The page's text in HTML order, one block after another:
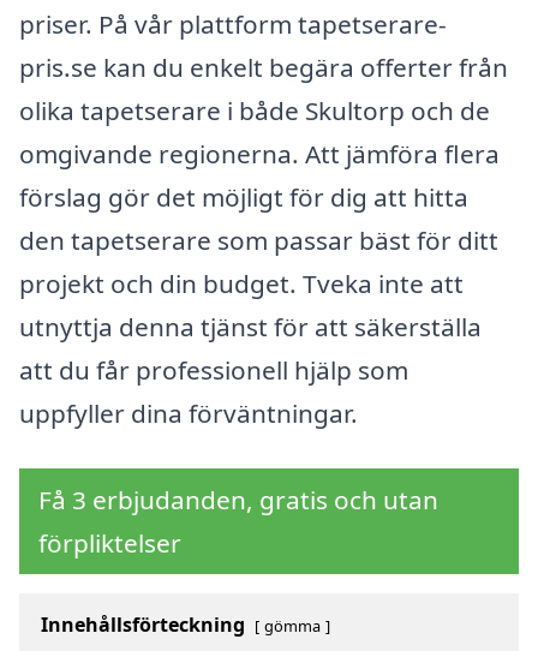
priser. På vår plattform tapetserare-
pris.se kan du enkelt begära offerter från
olika tapetserare i både Skultorp och de
omgivande regionerna. Att jämföra flera
förslag gör det möjligt för dig att hitta
den tapetserare som passar bäst för ditt
projekt och din budget. Tveka inte att
utnyttja denna tjänst för att säkerställa
att du får professionell hjälp som
uppfyller dina förväntningar.
Få 3 erbjudanden, gratis och utan
förpliktelser
Innehållsförteckning gömma